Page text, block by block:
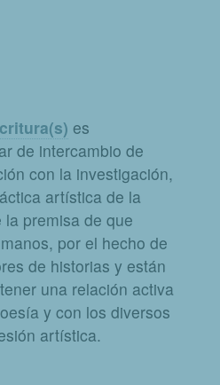
es
de intercambio de
con la investigación,
artística de la
premisa de que
por el hecho de
de historias y están
una relación activa
y con los diversos
artística.